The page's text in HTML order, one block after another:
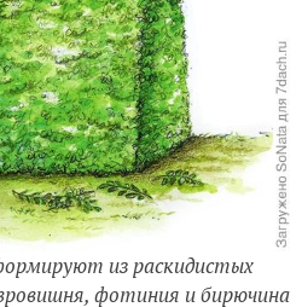
из раскидистых
фотиния и бирючина